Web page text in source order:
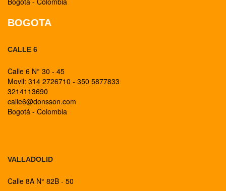
BOGOTA
CALLE 6
Calle 6 N° 30 - 45
Movil: 314 2726710 - 350 5877833
3214113690
calle6@donsson.com
Bogotá - Colombia
VALLADOLID
Calle 8A N° 82B - 50